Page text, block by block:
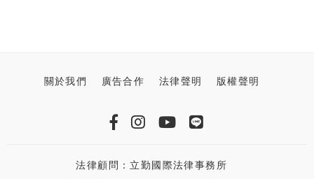
關於我們 廣告合作 法律聲明 版權聲明
法律顧問：立勤國際法律事務所